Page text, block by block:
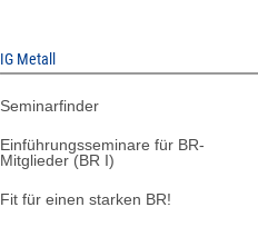
IG Metall
Seminarfinder
Einführungsseminare für BR-
Mitglieder (BR I)
Fit für einen starken BR!